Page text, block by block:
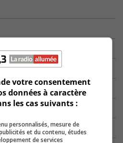
votre consentement
données à caractère
les cas suivants :
personnalisés, mesure de
et du contenu, études
de services